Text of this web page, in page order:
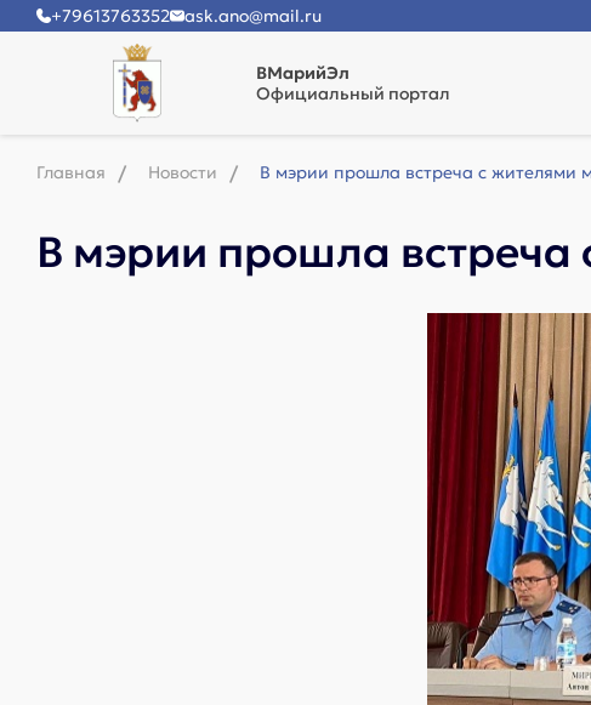
+79613763352 ask.ano@mail.ru
ВМарийЭл
Официальный портал
Главная Новости В мэрии прошла встреча с жителями
В мэрии прошла